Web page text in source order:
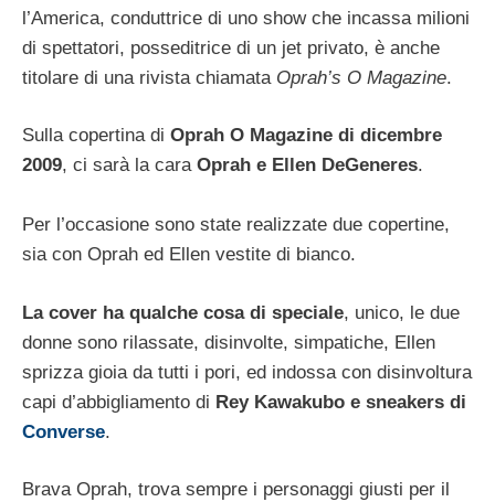
l’America, conduttrice di uno show che incassa milioni
di spettatori, posseditrice di un jet privato, è anche
titolare di una rivista chiamata Oprah’s O Magazine.
Sulla copertina di Oprah O Magazine di dicembre
2009, ci sarà la cara Oprah e Ellen DeGeneres.
Per l’occasione sono state realizzate due copertine,
sia con Oprah ed Ellen vestite di bianco.
La cover ha qualche cosa di speciale, unico, le due
donne sono rilassate, disinvolte, simpatiche, Ellen
sprizza gioia da tutti i pori, ed indossa con disinvoltura
capi d’abbigliamento di Rey Kawakubo e sneakers di
Converse.
Brava Oprah, trova sempre i personaggi giusti per il